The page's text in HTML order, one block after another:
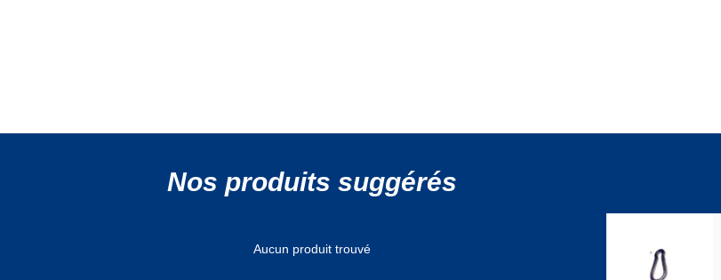
Nos produits suggérés
Aucun produit trouvé